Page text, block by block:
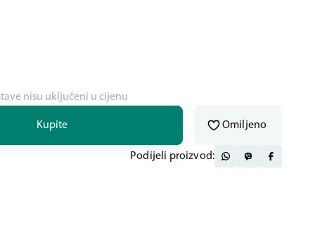
nisu uključeni u cijenu
Kupite Omiljeno
Podijeli proizvod: